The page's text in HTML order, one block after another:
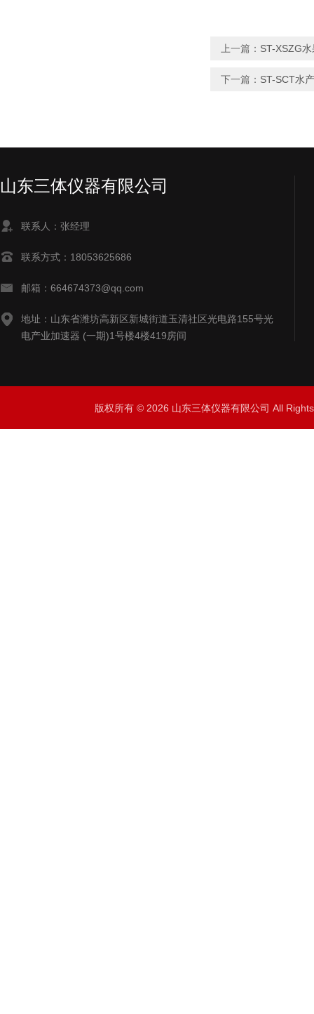
上一篇： ST-XSZG
下一篇： ST-SCT水
山东三体仪器有限公司
联系人：张经理
联系方式：18053625686
邮箱：664674373@qq.com
地址：山东省潍坊高新区新城街道玉清社区光电路155号光
电产业加速器 (一期)1号楼4楼419房间
版权所有 © 2026 山东三体仪器有限公司 All